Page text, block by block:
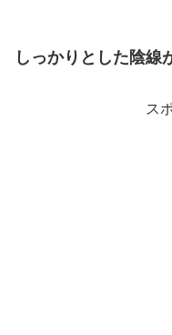
しっかりとした陰線
ス